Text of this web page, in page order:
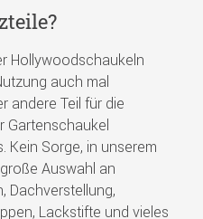
Hollywoodschaukeln
auch mal
andere Teil für die
Gartenschaukel
Kein Sorge, in unserem
Auswahl an
Dachverstellung,
Lackstifte und vieles